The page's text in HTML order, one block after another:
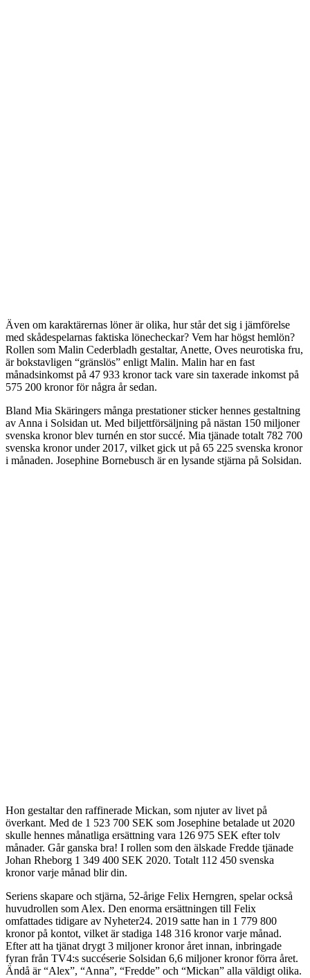
Även om karaktärernas löner är olika, hur står det sig i jämförelse
med skådespelarnas faktiska lönecheckar? Vem har högst hemlön?
Rollen som Malin Cederbladh gestaltar, Anette, Oves neurotiska fru,
är bokstavligen “gränslös” enligt Malin. Malin har en fast
månadsinkomst på 47 933 kronor tack vare sin taxerade inkomst på
575 200 kronor för några år sedan.
Bland Mia Skäringers många prestationer sticker hennes gestaltning
av Anna i Solsidan ut. Med biljettförsäljning på nästan 150 miljoner
svenska kronor blev turnén en stor succé. Mia tjänade totalt 782 700
svenska kronor under 2017, vilket gick ut på 65 225 svenska kronor
i månaden. Josephine Bornebusch är en lysande stjärna på Solsidan.
Hon gestaltar den raffinerade Mickan, som njuter av livet på
överkant. Med de 1 523 700 SEK som Josephine betalade ut 2020
skulle hennes månatliga ersättning vara 126 975 SEK efter tolv
månader. Går ganska bra! I rollen som den älskade Fredde tjänade
Johan Rheborg 1 349 400 SEK 2020. Totalt 112 450 svenska
kronor varje månad blir din.
Seriens skapare och stjärna, 52-årige Felix Herngren, spelar också
huvudrollen som Alex. Den enorma ersättningen till Felix
omfattades tidigare av Nyheter24. 2019 satte han in 1 779 800
kronor på kontot, vilket är stadiga 148 316 kronor varje månad.
Efter att ha tjänat drygt 3 miljoner kronor året innan, inbringade
fyran från TV4:s succéserie Solsidan 6,6 miljoner kronor förra året.
Ändå är “Alex”, “Anna”, “Fredde” och “Mickan” alla väldigt olika.